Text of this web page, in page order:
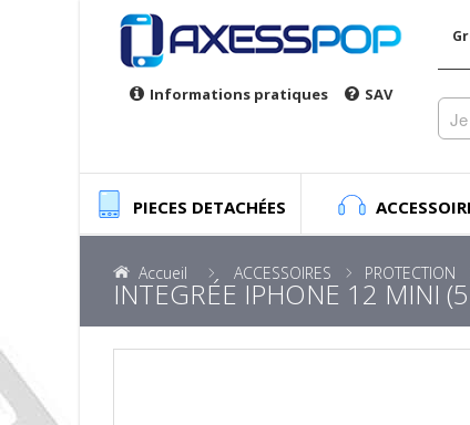
Informations pratiques SAV
PIECES DETACHÉES
Accueil ACCESSOIRES PROTECTION
INTEGRÉE IPHONE 12 MINI